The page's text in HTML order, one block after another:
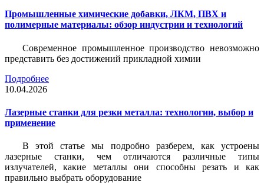
Промышленные химические добавки, ЛКМ, ПВХ и
полимерные материалы: обзор индустрии и технологий
Современное промышленное производство невозможно
представить без достижений прикладной химии
Подробнее
10.04.2026
Лазерные станки для резки металла: технологии, выбор и
применение
В этой статье мы подробно разберем, как устроены
лазерные станки, чем отличаются различные типы
излучателей, какие металлы они способны резать и как
правильно выбрать оборудование